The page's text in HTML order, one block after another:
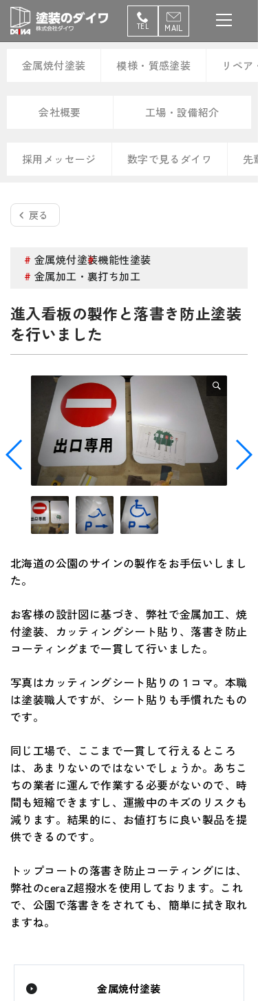
コ
ン
テ
TEL MAIL
金属焼付塗装 模様・質感塗装 リペア
会社概要 工場・設備紹介
採用メッセージ 数字で見るダイワ 先
戻る
金属焼付塗装機能性塗装
金属加工・裏打ち加工
進入看板の製作と落書き防止塗装
を行いました
北海道の公園のサインの製作をお手伝いしまし
た。
お客様の設計図に基づき、弊社で金属加工、焼
付塗装、カッティングシート貼り、落書き防止
コーティングまで一貫して行いました。
写真はカッティングシート貼りの１コマ。本職
は塗装職人ですが、シート貼りも手慣れたもの
です。
同じ工場で、ここまで一貫して行えるところ
は、あまりないのではないでしょうか。あちこ
ちの業者に運んで作業する必要がないので、時
間も短縮できますし、運搬中のキズのリスクも
減ります。結果的に、お値打ちに良い製品を提
供できるのです。
トップコートの落書き防止コーティングには、
弊社のceraZ超撥水を使用しております。これ
で、公園で落書きをされても、簡単に拭き取れ
ますね。
金属焼付塗装